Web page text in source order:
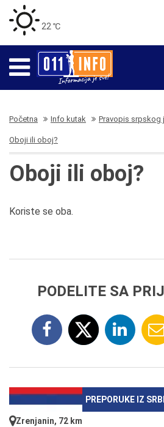
22 ℃
Početna Info kutak Pravopis srpskog
Oboji ili oboj?
Oboji ili oboj?
Koriste se oba.
PODELITE SA
PREPORUKE IZ
Zrenjanin, 72 km